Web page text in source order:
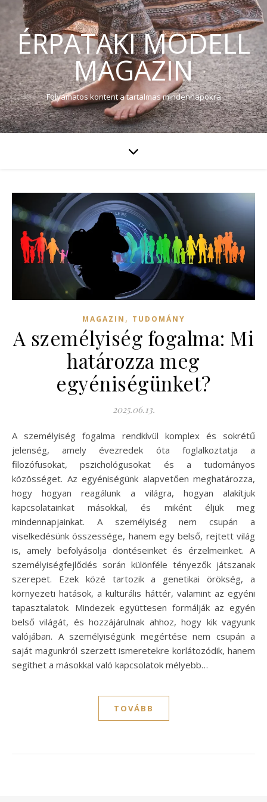
ÉRPATAKI MODELL
MAGAZIN
Folyamatos kontent a tartalmas mindennapokra
MAGAZIN , TUDOMÁNY
A személyiség fogalma: Mi
határozza meg
egyéniségünket?
2025.06.13.
A személyiség fogalma rendkívül komplex és sokrétű
jelenség, amely évezredek óta foglalkoztatja a
filozófusokat, pszichológusokat és a tudományos
közösséget. Az egyéniségünk alapvetően meghatározza,
hogy hogyan reagálunk a világra, hogyan alakítjuk
kapcsolatainkat másokkal, és miként éljük meg
mindennapjainkat. A személyiség nem csupán a
viselkedésünk összessége, hanem egy belső, rejtett világ
is, amely befolyásolja döntéseinket és érzelmeinket. A
személyiségfejlődés során különféle tényezők játszanak
szerepet. Ezek közé tartozik a genetikai örökség, a
környezeti hatások, a kulturális háttér, valamint az egyéni
tapasztalatok. Mindezek együttesen formálják az egyén
belső világát, és hozzájárulnak ahhoz, hogy kik vagyunk
valójában. A személyiségünk megértése nem csupán a
saját magunkról szerzett ismeretekre korlátozódik, hanem
segíthet a másokkal való kapcsolatok mélyebb…
TOVÁBB